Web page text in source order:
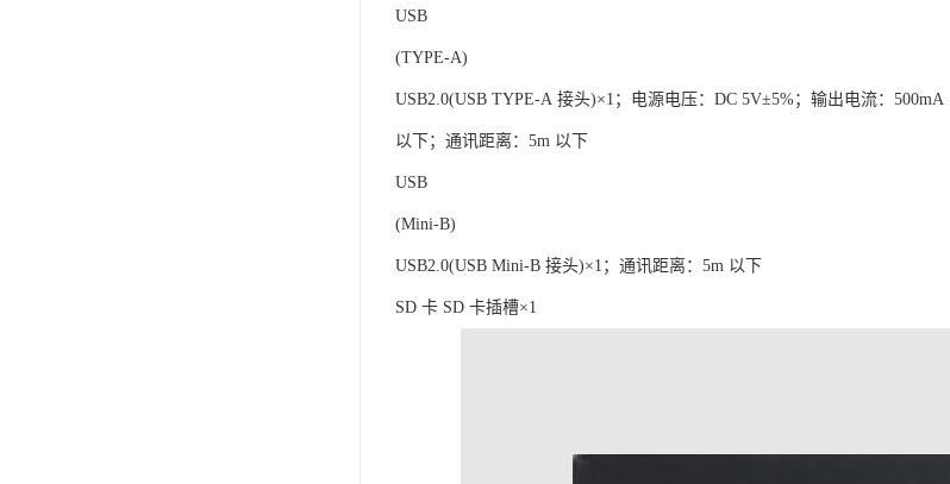
USB
(TYPE-A)
USB2.0(USB TYPE-A 接头)×1；电源电压：DC 5V±5%；输出电流：500mA
以下；通讯距离：5m 以下
USB
(Mini-B)
USB2.0(USB Mini-B 接头)×1；通讯距离：5m 以下
SD 卡 SD 卡插槽×1